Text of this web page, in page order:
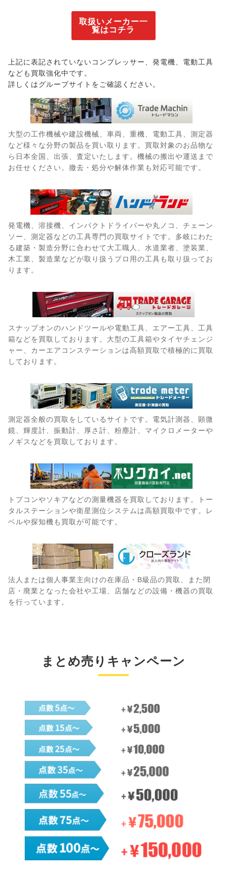
取扱いメーカー一
覧はコチラ
上記に表記されていないコンプレッサー、発電機、電動工具
なども買取強化中です。
詳しくはグループサイトをご確認ください。
大型の工作機械や建設機械、車両、重機、電動工具、測定器
など様々な分野の製品を買い取ります。買取対象のお品物な
ら日本全国、出張、査定いたします。機械の搬出や運送まで
お任せください。撤去・処分や解体作業も対応可能です。
発電機、溶接機、インパクトドライバーや丸ノコ、チェーン
ソー、測定器などの工具専門の買取サイトです。多岐にわた
る建築・製造分野に合わせて大工職人、水道業者、塗装業、
木工業、製造業などが取り扱うプロ用の工具も取り扱ってお
ります。
スナップオンのハンドツールや電動工具、エアー工具、工具
箱などを買取しております。大型の工具箱やタイヤチェンジ
ャー、カーエアコンステーションは高額買取で積極的に買取
しております。
測定器全般の買取をしているサイトです。電気計測器、顕微
鏡、輝度計、振動計、厚さ計、粉塵計、マイクロメーターや
ノギスなどを買取しております。
トプコンやソキアなどの測量機器を買取しております。トー
タルステーションや衛星測位システムは高額買取中です。レ
ベルや探知機も買取が可能です。
法人または個人事業主向けの在庫品・B級品の買取、また閉
店・廃業となった会社や工場、店舗などの設備・機器の買取
を行っています。
まとめ売りキャンペーン